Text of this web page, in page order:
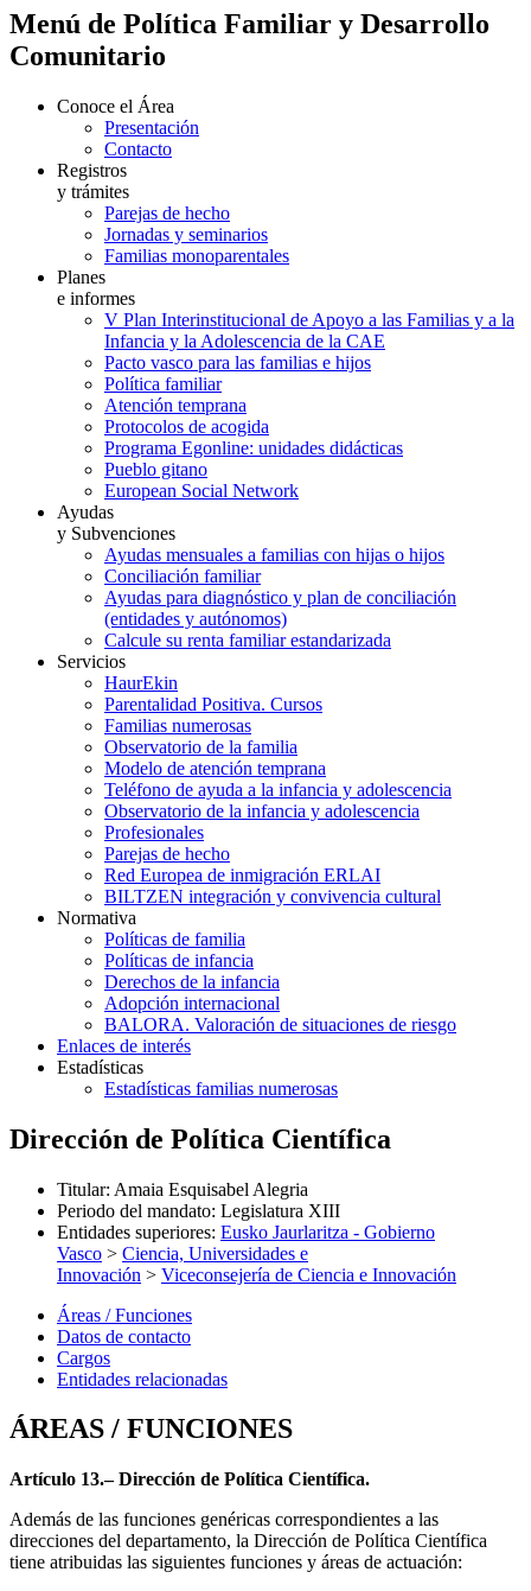
Menú de Política Familiar y Desarrollo
Comunitario
Conoce el Área
Presentación
Contacto
Registros
y trámites
Parejas de hecho
Jornadas y seminarios
Familias monoparentales
Planes
e informes
V Plan Interinstitucional de Apoyo a las Familias y a la
Infancia y la Adolescencia de la CAE
Pacto vasco para las familias e hijos
Política familiar
Atención temprana
Protocolos de acogida
Programa Egonline: unidades didácticas
Pueblo gitano
European Social Network
Ayudas
y Subvenciones
Ayudas mensuales a familias con hijas o hijos
Conciliación familiar
Ayudas para diagnóstico y plan de conciliación
(entidades y autónomos)
Calcule su renta familiar estandarizada
Servicios
HaurEkin
Parentalidad Positiva. Cursos
Familias numerosas
Observatorio de la familia
Modelo de atención temprana
Teléfono de ayuda a la infancia y adolescencia
Observatorio de la infancia y adolescencia
Profesionales
Parejas de hecho
Red Europea de inmigración ERLAI
BILTZEN integración y convivencia cultural
Normativa
Políticas de familia
Políticas de infancia
Derechos de la infancia
Adopción internacional
BALORA. Valoración de situaciones de riesgo
Enlaces de interés
Estadísticas
Estadísticas familias numerosas
Dirección de Política Científica
Titular: Amaia Esquisabel Alegria
Periodo del mandato: Legislatura XIII
Entidades superiores: Eusko Jaurlaritza - Gobierno
Vasco > Ciencia, Universidades e
Innovación > Viceconsejería de Ciencia e Innovación
Áreas / Funciones
Datos de contacto
Cargos
Entidades relacionadas
ÁREAS / FUNCIONES
Artículo 13.– Dirección de Política Científica.
Además de las funciones genéricas correspondientes a las
direcciones del departamento, la Dirección de Política Científica
tiene atribuidas las siguientes funciones y áreas de actuación: